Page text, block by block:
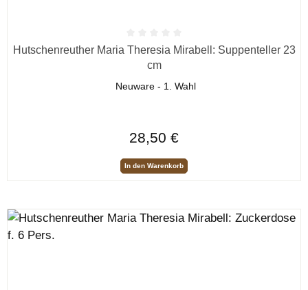
Durchschnittliche Bewertung von 0 von 5 Sternen
Hutschenreuther Maria Theresia Mirabell: Suppenteller 23
cm
Neuware - 1. Wahl
28,50 €
In den Warenkorb